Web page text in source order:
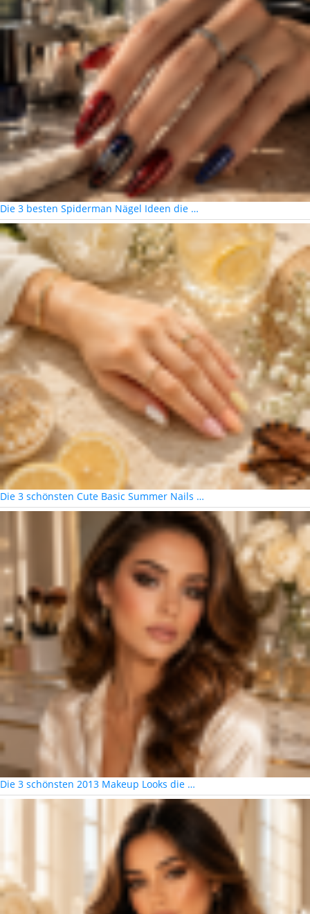
Die 3 besten Spiderman Nägel Ideen die …
Die 3 schönsten Cute Basic Summer Nails …
Die 3 schönsten 2013 Makeup Looks die …